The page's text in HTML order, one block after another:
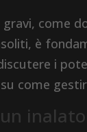
come
è
i
come